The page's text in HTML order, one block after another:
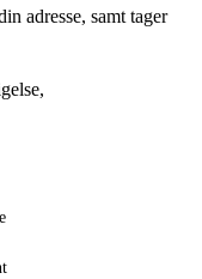
adresse, samt tager